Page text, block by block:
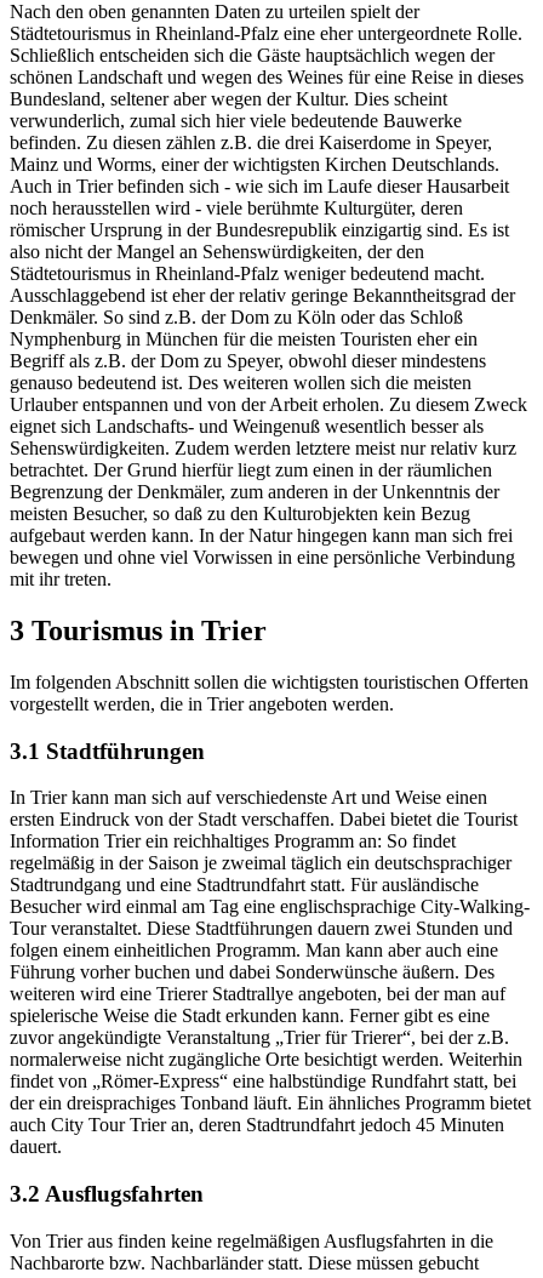
Nach den oben genannten Daten zu urteilen spielt der
Städtetourismus in Rheinland-Pfalz eine eher untergeordnete Rolle.
Schließlich entscheiden sich die Gäste hauptsächlich wegen der
schönen Landschaft und wegen des Weines für eine Reise in dieses
Bundesland, seltener aber wegen der Kultur. Dies scheint
verwunderlich, zumal sich hier viele bedeutende Bauwerke
befinden. Zu diesen zählen z.B. die drei Kaiserdome in Speyer,
Mainz und Worms, einer der wichtigsten Kirchen Deutschlands.
Auch in Trier befinden sich - wie sich im Laufe dieser Hausarbeit
noch herausstellen wird - viele berühmte Kulturgüter, deren
römischer Ursprung in der Bundesrepublik einzigartig sind. Es ist
also nicht der Mangel an Sehenswürdigkeiten, der den
Städtetourismus in Rheinland-Pfalz weniger bedeutend macht.
Ausschlaggebend ist eher der relativ geringe Bekanntheitsgrad der
Denkmäler. So sind z.B. der Dom zu Köln oder das Schloß
Nymphenburg in München für die meisten Touristen eher ein
Begriff als z.B. der Dom zu Speyer, obwohl dieser mindestens
genauso bedeutend ist. Des weiteren wollen sich die meisten
Urlauber entspannen und von der Arbeit erholen. Zu diesem Zweck
eignet sich Landschafts- und Weingenuß wesentlich besser als
Sehenswürdigkeiten. Zudem werden letztere meist nur relativ kurz
betrachtet. Der Grund hierfür liegt zum einen in der räumlichen
Begrenzung der Denkmäler, zum anderen in der Unkenntnis der
meisten Besucher, so daß zu den Kulturobjekten kein Bezug
aufgebaut werden kann. In der Natur hingegen kann man sich frei
bewegen und ohne viel Vorwissen in eine persönliche Verbindung
mit ihr treten.
3 Tourismus in Trier
Im folgenden Abschnitt sollen die wichtigsten touristischen Offerten
vorgestellt werden, die in Trier angeboten werden.
3.1 Stadtführungen
In Trier kann man sich auf verschiedenste Art und Weise einen
ersten Eindruck von der Stadt verschaffen. Dabei bietet die Tourist
Information Trier ein reichhaltiges Programm an: So findet
regelmäßig in der Saison je zweimal täglich ein deutschsprachiger
Stadtrundgang und eine Stadtrundfahrt statt. Für ausländische
Besucher wird einmal am Tag eine englischsprachige City-Walking-
Tour veranstaltet. Diese Stadtführungen dauern zwei Stunden und
folgen einem einheitlichen Programm. Man kann aber auch eine
Führung vorher buchen und dabei Sonderwünsche äußern. Des
weiteren wird eine Trierer Stadtrallye angeboten, bei der man auf
spielerische Weise die Stadt erkunden kann. Ferner gibt es eine
zuvor angekündigte Veranstaltung „Trier für Trierer“, bei der z.B.
normalerweise nicht zugängliche Orte besichtigt werden. Weiterhin
findet von „Römer-Express“ eine halbstündige Rundfahrt statt, bei
der ein dreisprachiges Tonband läuft. Ein ähnliches Programm bietet
auch City Tour Trier an, deren Stadtrundfahrt jedoch 45 Minuten
dauert.
3.2 Ausflugsfahrten
Von Trier aus finden keine regelmäßigen Ausflugsfahrten in die
Nachbarorte bzw. Nachbarländer statt. Diese müssen gebucht